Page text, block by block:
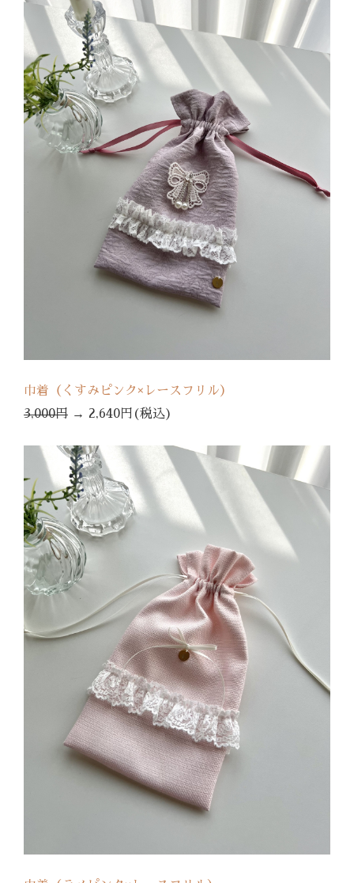
巾着（くすみピンク×レースフリル）
3,000円 → 2,640円(税込)